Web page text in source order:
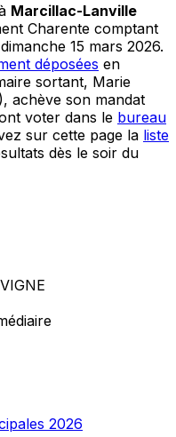
Marcillac-Lanville
Charente comptant
15 mars 2026.
déposées en
sortant, Marie
achève son mandat
voter dans le bureau
sur cette page la liste
dès le soir du
2026